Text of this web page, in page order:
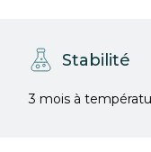
Stabilité
3 mois à